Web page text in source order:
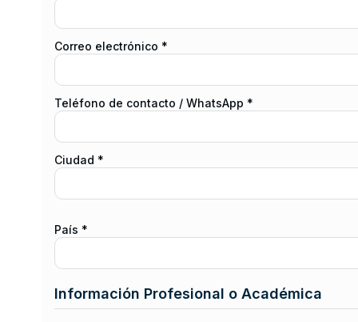
Correo electrónico *
Teléfono de contacto / WhatsApp *
Ciudad *
País *
Información Profesional o Académica